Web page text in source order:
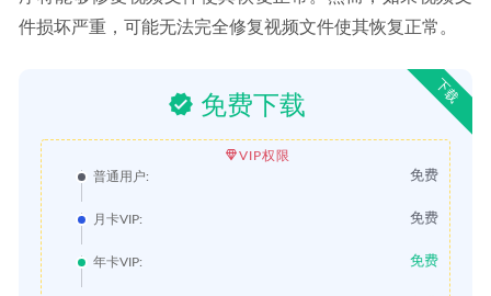
件损坏严重，可能无法完全修复视频文件使其恢复正常。
下载
免费下载
VIP权限
普通用户:
免费
月卡VIP: 免费
年卡VIP: 免费